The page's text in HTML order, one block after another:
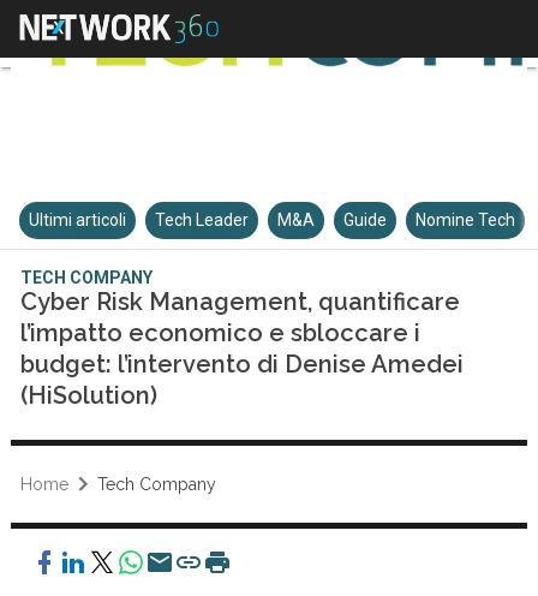
Ultimi articoli Tech Leader M&A Guide Nomine Tech
TECH COMPANY
Cyber Risk Management, quantificare
l’impatto economico e sbloccare i
budget: l’intervento di Denise Amedei
(HiSolution)
Home Tech Company